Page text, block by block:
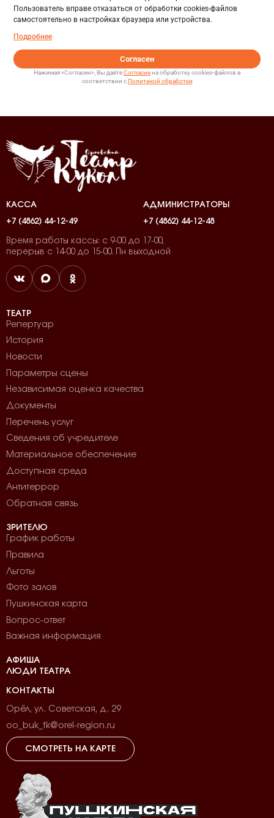
КАССА
+7 (4862) 44-12-49
АДМИНИСТРАТОРЫ
+7 (4862) 44-12-48
Время работы кассы: с 9-00 до 17-00,
перерыв с 14-00 до 15-00. Пн выходной
ТЕАТР
Репертуар
История
Новости
Параметры сцены
Независимая оценка качества
Документы
Перечень услуг
Сведения об учредителе
Материальное обеспечение
Доступная среда
Антитеррор
Обратная связь
ЗРИТЕЛЮ
График работы
Правила
Льготы
Фото залов
Пушкинская карта
Вопрос-ответ
Важная информация
АФИША
ЛЮДИ ТЕАТРА
КОНТАКТЫ
Орёл, ул. Советская, д. 29
oo_buk_tk@orel-region.ru
СМОТРЕТЬ НА КАРТЕ